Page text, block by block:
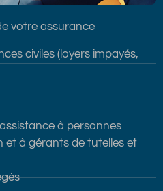
votre assurance
civiles (loyers impayés,
à personnes
et à gérants de tutelles et